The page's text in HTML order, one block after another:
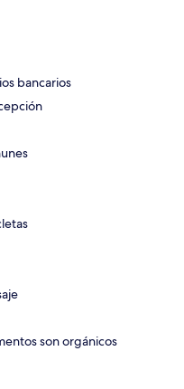
bancarios
son orgánicos